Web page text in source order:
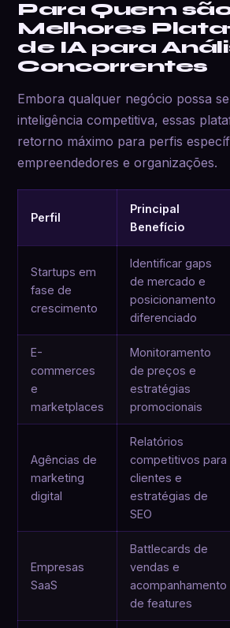
Para Quem
Melhores
de IA para
Concorrentes
Embora qualquer negócio possa
inteligência competitiva, essas
retorno máximo para perfis
empreendedores e organizações.
Perfil
Principal
Benefício
Startups em
fase de
crescimento
Identificar gaps
de mercado e
posicionamento
diferenciado
E-
commerces
e
marketplaces
Monitoramento
de preços e
estratégias
promocionais
Agências de
marketing
digital
Relatórios
competitivos para
clientes e
estratégias de
SEO
Empresas
SaaS
Battlecards de
vendas e
acompanhamento
de features